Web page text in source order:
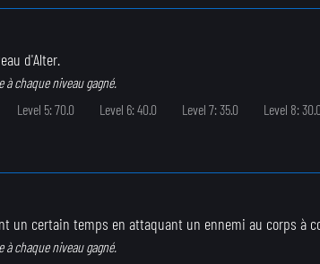
d'Alter.
chaque niveau gagné.
Level 5: 70.0 Level 6: 40.0 Level 7: 35.0 Level 8: 30.0
un certain temps en attaquant un ennemi au corps à
chaque niveau gagné.